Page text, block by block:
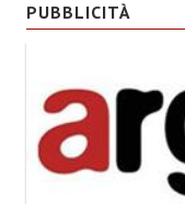
PUBBLICITÀ